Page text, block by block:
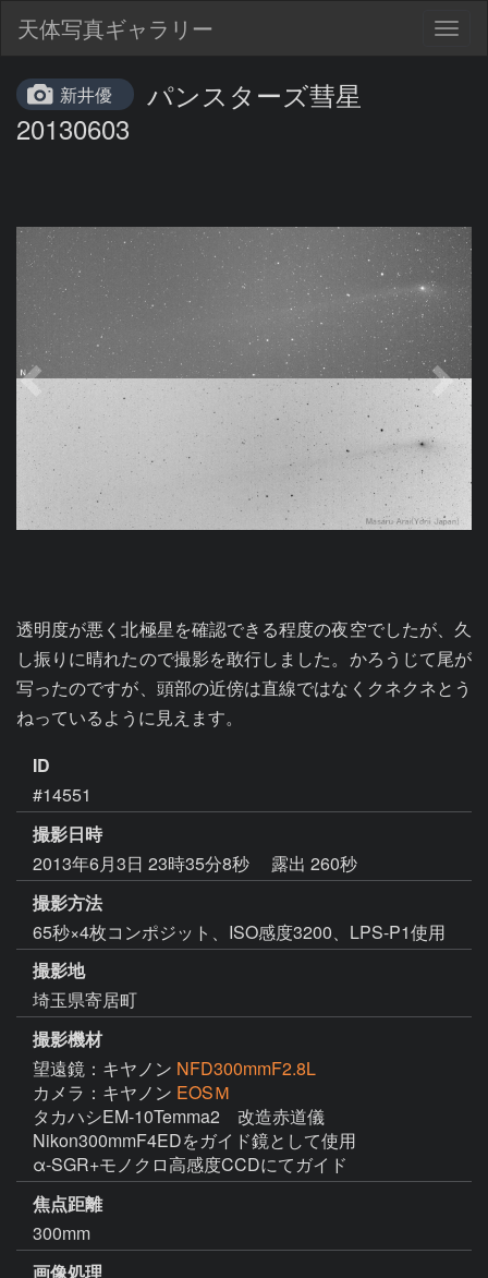
天体写真ギャラリー
新井優
パンスターズ彗星
20130603
透明度が悪く北極星を確認できる程度の夜空でしたが、久
し振りに晴れたので撮影を敢行しました。かろうじて尾が
写ったのですが、頭部の近傍は直線ではなくクネクネとう
ねっているように見えます。
ID
#14551
撮影日時
2013年6月3日 23時35分8秒
露出 260秒
撮影方法
65秒×4枚コンポジット、ISO感度3200、LPS-P1使用
撮影地
埼玉県寄居町
撮影機材
望遠鏡：キヤノン NFD300mmF2.8L
カメラ：キヤノン EOSＭ
タカハシEM-10Temma2　改造赤道儀
Nikon300mmF4EDをガイド鏡として使用
α-SGR+モノクロ高感度CCDにてガイド
焦点距離
300mm
画像処理